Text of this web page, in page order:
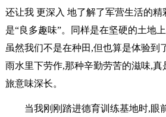
还让我 更深入 地了解了军营生活的精
是“良多趣味”。同样是在坚硬的土地
虽然我们不是在种田,但也算是体验到
雨水里下劳作,那种辛勤劳苦的滋味,真
旅意味深长。
当我刚刚踏进德育训练基地时,眼